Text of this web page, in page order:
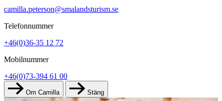
camilla.peterson@smalandsturism.se
Telefonnummer
+46(0)36-35 12 72
Mobilnummer
+46(0)73-394 61 00
Om Camilla Stäng